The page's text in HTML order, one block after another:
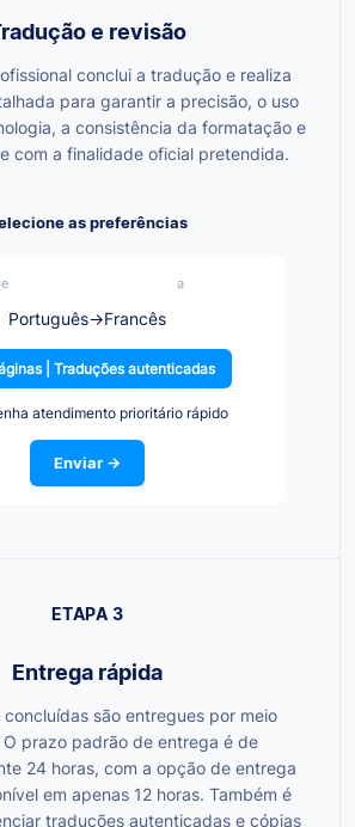
e revisão
conclui a tradução e realiza
para garantir a precisão, o uso
a consistência da formatação e
com a finalidade oficial pretendida.
as preferências
a
Português→Francês
| Traduções autenticadas
atendimento prioritário rápido
Enviar →
ETAPA 3
Entrega rápida
concluídas são entregues por meio
prazo padrão de entrega é de
24 horas, com a opção de entrega
em apenas 12 horas. Também é
traduções autenticadas e cópias